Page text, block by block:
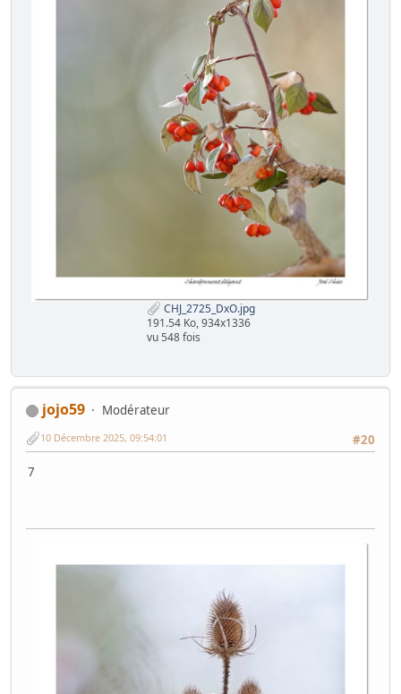
CHJ_2725_DxO.jpg
191.54 Ko, 934x1336
vu 548 fois
jojo59
Modérateur
#20
10 Décembre 2025, 09:54:01
7